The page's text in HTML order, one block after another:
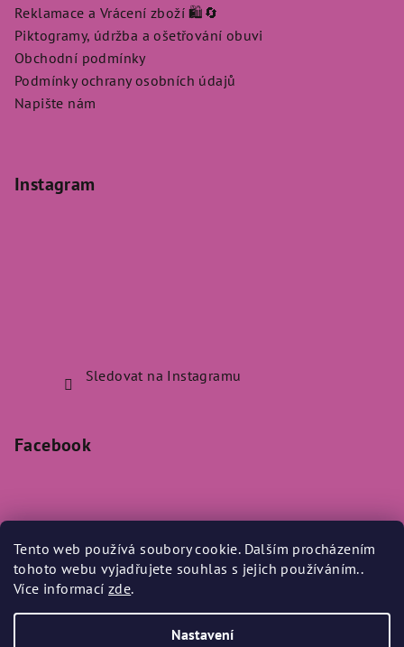
Tento web používá soubory cookie. Dalším procházením
tohoto webu vyjadřujete souhlas s jejich používáním..
Více informacízde.
Nastavení
Reklamace a Vrácení zboží 🛍️🔄
Piktogramy, údržba a ošetřování obuvi
Obchodní podmínky
Podmínky ochrany osobních údajů
Napište nám
Instagram
Sledovat na Instagramu
Facebook
Přijímáme online platby